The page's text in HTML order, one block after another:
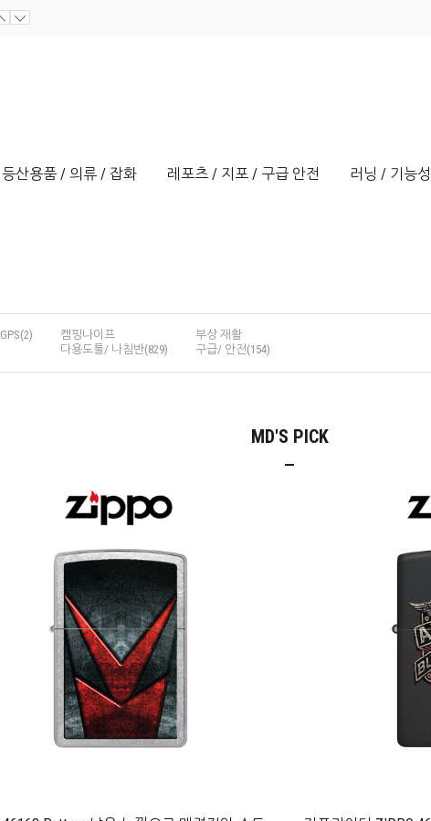
등산용품 / 의류 / 잡화 레포츠 / 지포 / 구급 안전 러닝 / 기능
캠핑나이프
다용도툴/ 나침반(829)
부상 재활
구급/ 안전(154)
MD'S PICK